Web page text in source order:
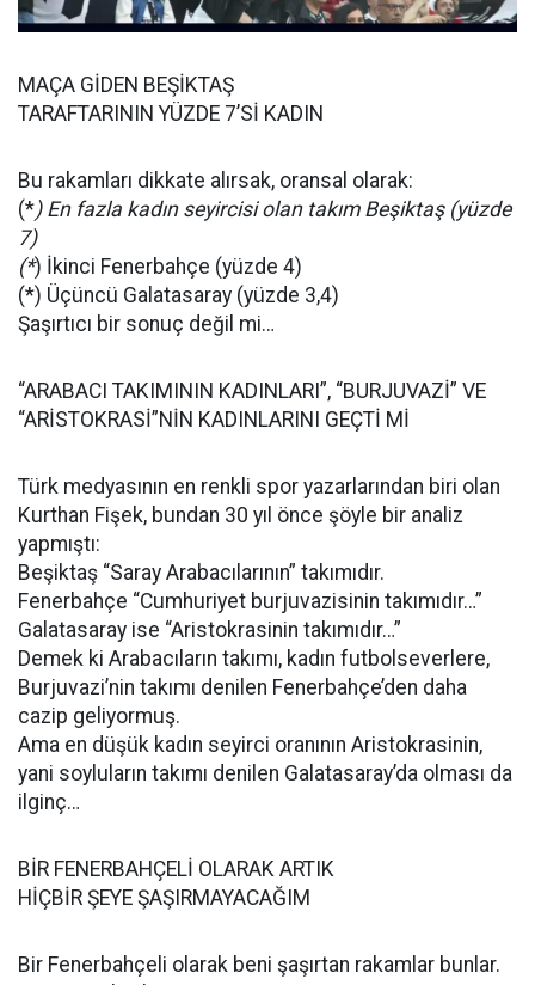
MAÇA GİDEN BEŞİKTAŞ
TARAFTARININ YÜZDE 7’Sİ KADIN
Bu rakamları dikkate alırsak, oransal olarak:
(*) En fazla kadın seyircisi olan takım Beşiktaş (yüzde
7)
(*) İkinci Fenerbahçe (yüzde 4)
(*) Üçüncü Galatasaray (yüzde 3,4)
Şaşırtıcı bir sonuç değil mi…
“ARABACI TAKIMININ KADINLARI”, “BURJUVAZİ” VE
“ARİSTOKRASİ”NİN KADINLARINI GEÇTİ Mİ
Türk medyasının en renkli spor yazarlarından biri olan
Kurthan Fişek, bundan 30 yıl önce şöyle bir analiz
yapmıştı:
Beşiktaş “Saray Arabacılarının” takımıdır.
Fenerbahçe “Cumhuriyet burjuvazisinin takımıdır…”
Galatasaray ise “Aristokrasinin takımıdır…”
Demek ki Arabacıların takımı, kadın futbolseverlere,
Burjuvazi’nin takımı denilen Fenerbahçe’den daha
cazip geliyormuş.
Ama en düşük kadın seyirci oranının Aristokrasinin,
yani soyluların takımı denilen Galatasaray’da olması da
ilginç…
BİR FENERBAHÇELİ OLARAK ARTIK
HİÇBİR ŞEYE ŞAŞIRMAYACAĞIM
Bir Fenerbahçeli olarak beni şaşırtan rakamlar bunlar.